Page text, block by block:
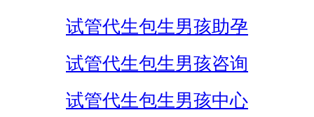
试管代生包生男孩助孕
试管代生包生男孩咨询
试管代生包生男孩中心